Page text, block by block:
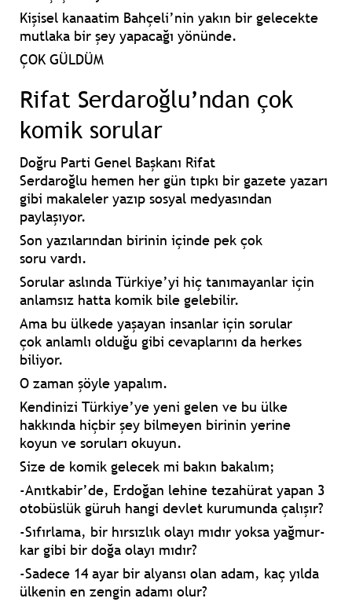
Kişisel kanaatim Bahçeli’nin yakın bir gelecekte
mutlaka bir şey yapacağı yönünde.
ÇOK GÜLDÜM
Rifat Serdaroğlu’ndan çok
komik sorular
Doğru Parti Genel Başkanı Rifat
Serdaroğlu hemen her gün tıpkı bir gazete yazarı
gibi makaleler yazıp sosyal medyasından
paylaşıyor.
Son yazılarından birinin içinde pek çok
soru vardı.
Sorular aslında Türkiye’yi hiç tanımayanlar için
anlamsız hatta komik bile gelebilir.
Ama bu ülkede yaşayan insanlar için sorular
çok anlamlı olduğu gibi cevaplarını da herkes
biliyor.
O zaman şöyle yapalım.
Kendinizi Türkiye’ye yeni gelen ve bu ülke
hakkında hiçbir şey bilmeyen birinin yerine
koyun ve soruları okuyun.
Size de komik gelecek mi bakın bakalım;
-Anıtkabir’de, Erdoğan lehine tezahürat yapan 3
otobüslük güruh hangi devlet kurumunda çalışır?
-Sıfırlama, bir hırsızlık olayı mıdır yoksa yağmur-
kar gibi bir doğa olayı mıdır?
-Sadece 14 ayar bir alyansı olan adam, kaç yılda
ülkenin en zengin adamı olur?